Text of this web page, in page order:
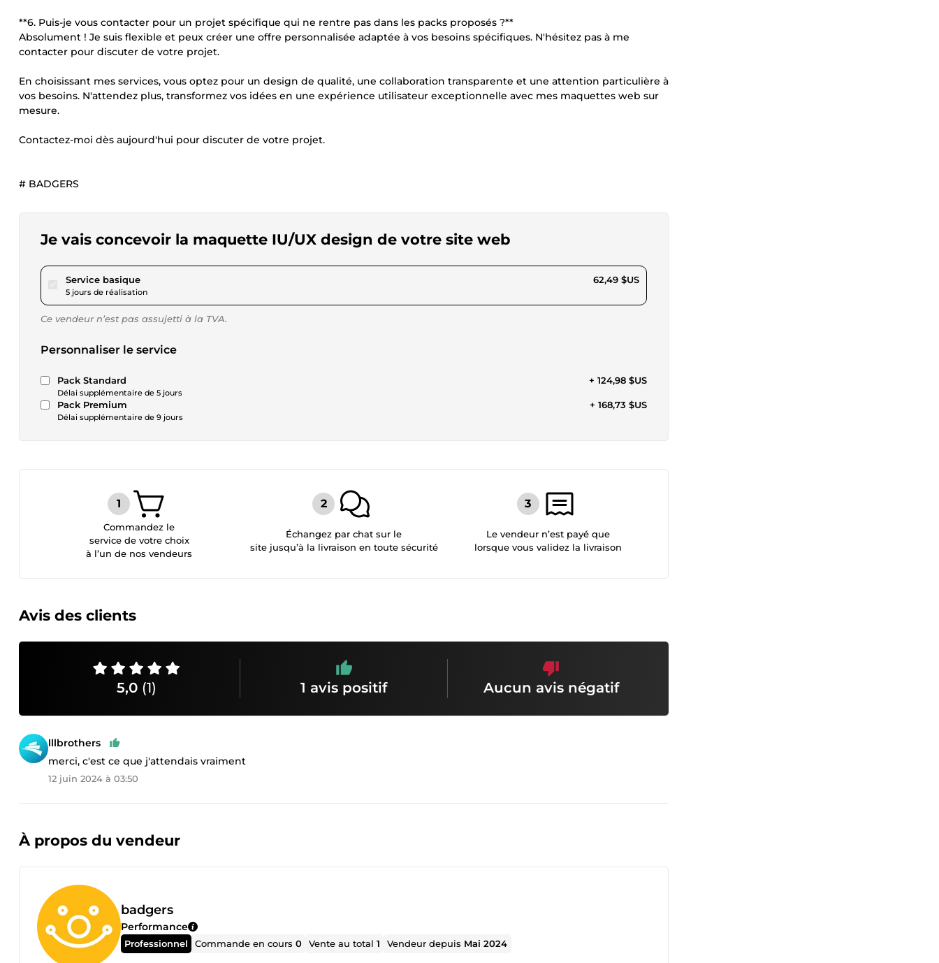
**6. Puis-je vous contacter pour un projet spécifique qui ne rentre pas dans les packs proposés ?**
Absolument ! Je suis flexible et peux créer une offre personnalisée adaptée à vos besoins spécifiques. N'hésitez pas à me
contacter pour discuter de votre projet.
En choisissant mes services, vous optez pour un design de qualité, une collaboration transparente et une attention particulière à
vos besoins. N'attendez plus, transformez vos idées en une expérience utilisateur exceptionnelle avec mes maquettes web sur
mesure.
Contactez-moi dès aujourd'hui pour discuter de votre projet.
# BADGERS
Je vais concevoir la maquette IU/UX design de votre site web
Service basiquepour 57,60 $US
5 jours de réalisation
62,49 $US
Ce vendeur n’est pas assujetti à la TVA.
Personnaliser le service
Pack Standard
Délai supplémentaire de 5 jours
+ 124,98 $US
Pack Premium
Délai supplémentaire de 9 jours
+ 168,73 $US
Commandez le
service de votre choix
à l’un de nos vendeurs
Échangez par chat sur le
site jusqu’à la livraison en toute sécurité
Le vendeur n’est payé que
lorsque vous validez la livraison
Avis des clients
5,0 (1) 1 avis positif Aucun avis négatif
lllbrothers
merci, c'est ce que j'attendais vraiment
12 juin 2024 à 03:50
À propos du vendeur
badgers
Performance
Professionnel Commande en cours0 Vente au total1 Vendeur depuis Mai 2024